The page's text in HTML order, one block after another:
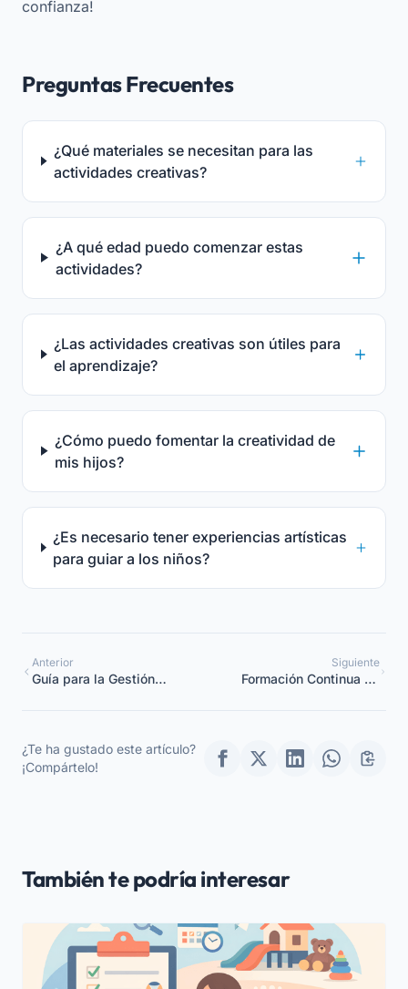
confianza!
Preguntas Frecuentes
¿Qué materiales se necesitan para las
actividades creativas?
¿A qué edad puedo comenzar estas
actividades?
¿Las actividades creativas son útiles para
el aprendizaje?
¿Cómo puedo fomentar la creatividad de
mis hijos?
¿Es necesario tener experiencias artísticas
para guiar a los niños?
Anterior
Guía para la Gestión
Siguiente
Formación Continua de
¿Te ha gustado este artículo?
¡Compártelo!
También te podría interesar